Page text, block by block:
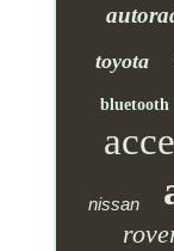
toyota
bluetooth
nissan